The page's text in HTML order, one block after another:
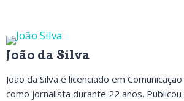
João da Silva
João da Silva é licenciado em
como jornalista durante 22 anos.